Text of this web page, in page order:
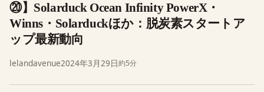
⑳】Solarduck Ocean Infinity PowerX・
Winns・Solarduckほか：脱炭素スタートア
ップ最新動向
lelandavenue2024年3月29日約5分